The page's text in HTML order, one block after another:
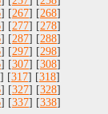
] [267] [268]
] [277] [278]
] [287] [288]
] [297] [298]
] [307] [308]
] [317] [318]
] [327] [328]
] [337] [338]